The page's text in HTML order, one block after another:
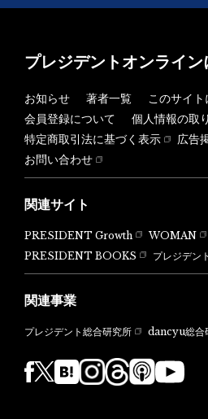
プレジデントオンライン
お知らせ 著者一覧
このサイト
会員登録について
個人情報の取
特定商取引法に基づく表示
広告
お問い合わせ
関連サイト
PRESIDENT Growth WOMAN
PRESIDENT BOOKS
プレジデ
関連事業
プレジデント総合研究所 dancyu総合